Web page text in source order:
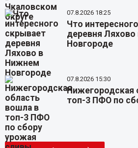
07.8.2026 18:25
Что
деревня
Новгороде
07.8.2026 15:30
Нижегородская
топ-3 ПФО по